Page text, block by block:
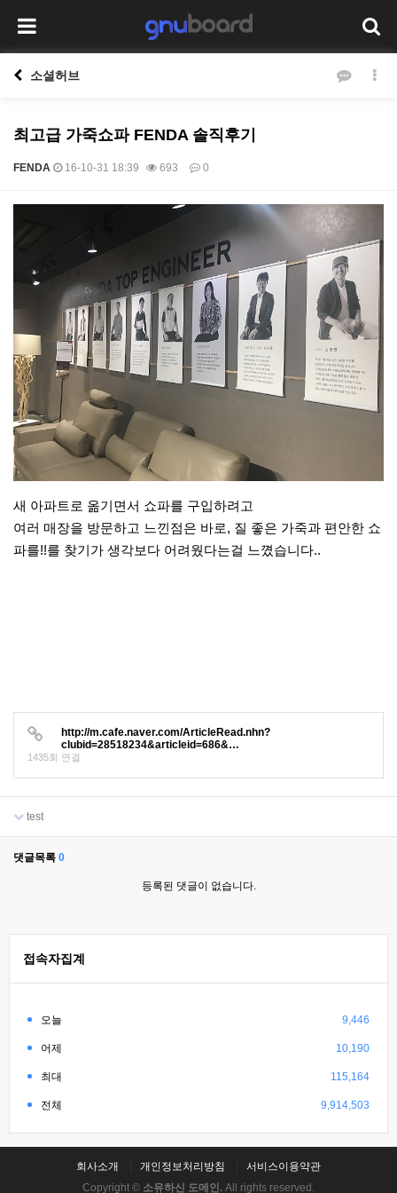
소셜허브
최고급 가죽쇼파 FENDA 솔직후기
FENDA 16-10-31 18:39 693 0
새 아파트로 옮기면서 쇼파를 구입하려고
여러 매장을 방문하고 느낀점은 바로, 질 좋은 가죽과 편안한 쇼
파를!!를 찾기가 생각보다 어려웠다는걸 느꼈습니다..
http://m.cafe.naver.com/ArticleRead.nhn?
clubid=28518234&articleid=686&…
1435회 연결
test
댓글목록 0
등록된 댓글이 없습니다.
접속자집계
오늘 9,446
어제 10,190
최대 115,164
전체 9,914,503
회사소개 개인정보처리방침
서비스이용약관
Copyright © 소유하신 도메인. All rights reserved.